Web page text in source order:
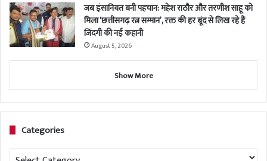
जब इंसानियत बनी पहचान: महेश राठौर और तरणीश साहू को
मिला ‘छत्तीसगढ़ रत्न सम्मान’, रक्त की हर बूंद से लिख रहे हैं
जिंदगी की नई कहानी
August 5, 2026
Show More
Categories
Categories